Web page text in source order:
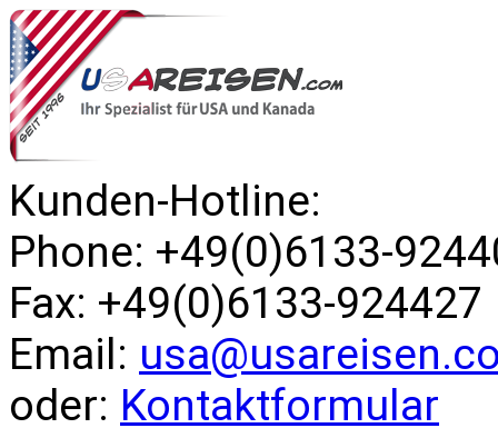
Kunden-Hotline:
Phone: +49(0)6133-
Fax: +49(0)6133-924427
Email:
oder: Kontaktformular